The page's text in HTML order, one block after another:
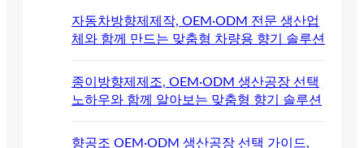
자동차방향제제작, OEM·ODM 전문 생산업
체와 함께 만드는 맞춤형 차량용 향기 솔루션
종이방향제제조, OEM·ODM 생산공장 선택
노하우와 함께 알아보는 맞춤형 향기 솔루션
향공조 OEM·ODM 생산공장 선택 가이드,